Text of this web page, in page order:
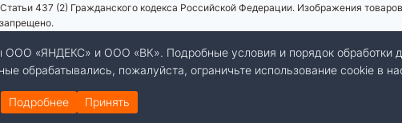
437 (2) Гражданского кодекса Российской Федерации. Изображения
ООО «ЯНДЕКС» и ООО «ВК». Подробные условия и порядок обработки
обрабатывались, пожалуйста, ограничьте использование cookie в
Подробнее Принять